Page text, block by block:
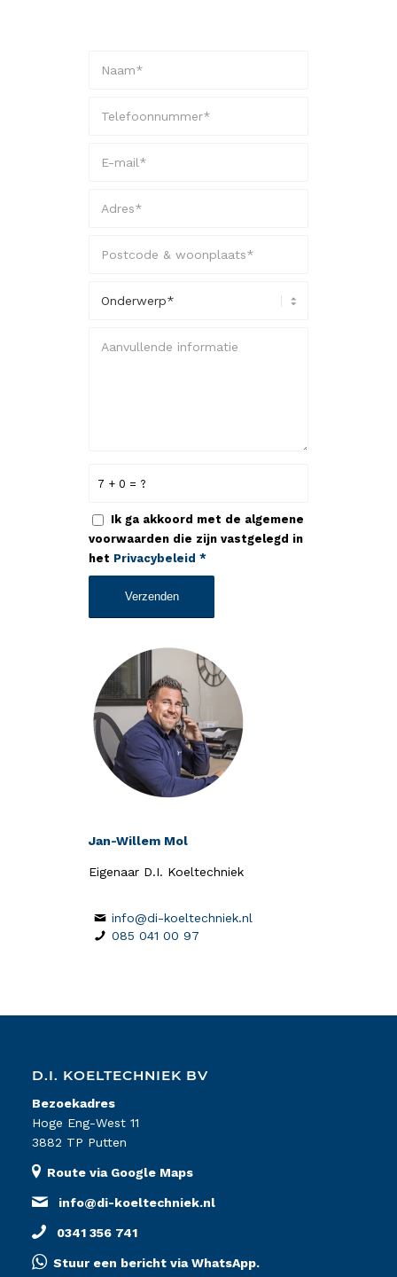
7 + 0 = ?
Ik ga akkoord met de algemene
voorwaarden die zijn vastgelegd in
het Privacybeleid *
Jan-Willem Mol
Eigenaar D.I. Koeltechniek
info@di-koeltechniek.nl
085 041 00 97
D.I. KOELTECHNIEK BV
Bezoekadres
Hoge Eng-West 11
3882 TP Putten
Route via Google Maps
info@di-koeltechniek.nl
0341 356 741
Stuur een bericht via WhatsApp.